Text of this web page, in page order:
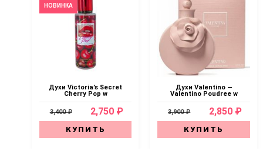
НОВИНКА
Духи Victoria’s Secret
Cherry Pop w
3,400 ₽ 2,750 ₽
КУПИТЬ
Духи Valentino —
Valentino Poudree w
3,900 ₽ 2,850 ₽
КУПИТЬ